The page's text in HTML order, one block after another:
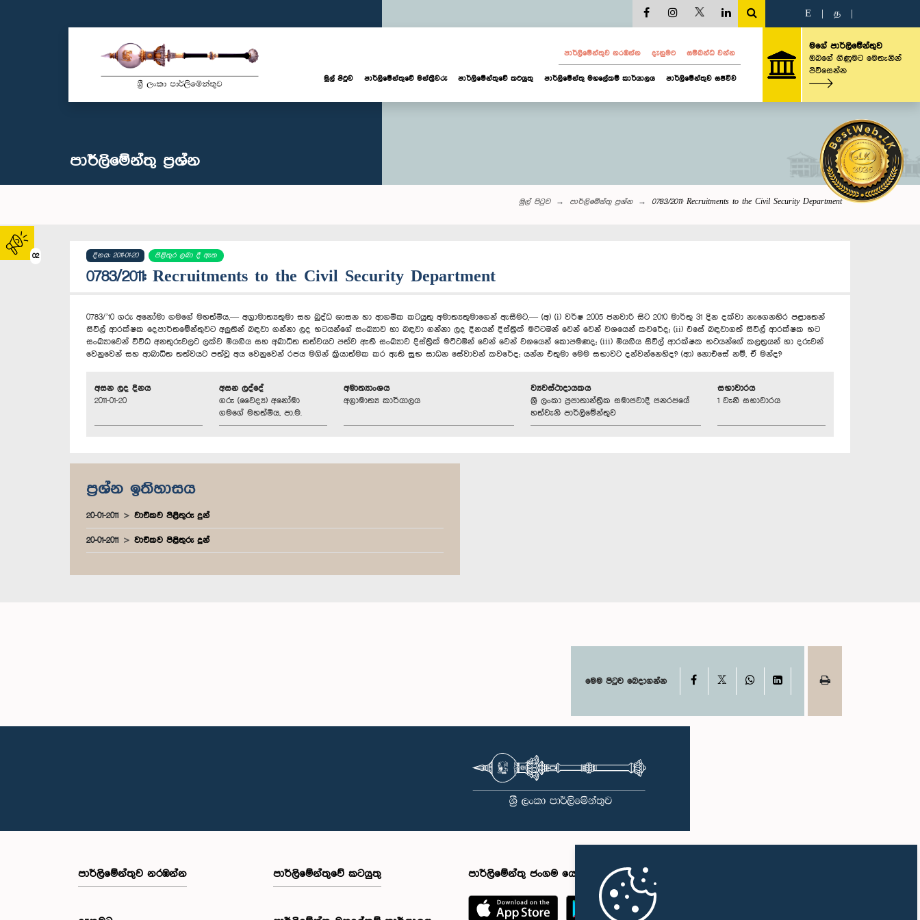
02
E த
පාර්ලි‌මේන්තුව නරඹන්න දැනුමට සම්බන්ධ වන්න
මුල් පිටුව පාර්ලි‌මේන්තුවේ මන්ත්‍රීවරු පාර්ලිමේන්තුවේ කටයුතු පාර්ලිමේන්තු මහලේකම් කාර්යාලය පාර්ලිමේන්තුව සජීවීව
මගේ පාර්ලිමේන්තුව
ඔබගේ ගිණුමට මෙතැනින්
පිවිසෙන්න
පාර්ලි‌මේන්තු‌ ප්‍රශ්න
මුල් පිටුව පාර්ලි‌මේන්තු‌ ප්‍රශ්න 0783/2011: Recruitments to the Civil Security Department
දිනය: 2011-01-20 පිළිතුර ලබා දී ඇත
0783/2011: Recruitments to the Civil Security Department
0783/’10 ගරු අනෝමා ගමගේ මහත්මිය,— අග්‍රාමාත්‍යතුමා සහ බුද්ධ ශාසන හා ආගමික කටයුතු අමාත්‍යතුමාගෙන් ඇසීමට,— (අ) (i) වර්ෂ 2005 ජනවාරි සිට 2010 මාර්තු 31 දින දක්වා නැගෙනහිර පළාතෙන්
සිවිල් ආරක්ෂක දෙපාර්තමේන්තුවට අලුතින් බඳවා ගන්නා ලද භටයන්ගේ සංඛ්‍යාව හා බඳවා ගන්නා ලද දිනයන් දිස්ත්‍රික් මට්ටමින් වෙන් වෙන් වශයෙන් කවරේද; (ii) එසේ බඳවාගත් සිවිල් ආරක්ෂක භට
සංඛ්‍යාවෙන් විවිධ අනතුරුවලට ලක්ව මියගිය සහ අබාධිත තත්වයට පත්ව ඇති සංඛ්‍යාව දිස්ත්‍රික් මට්ටමින් වෙන් වෙන් වශයෙන් කොපමණද; (iii) මියගිය සිවිල් ආරක්ෂක භටයන්ගේ කලත්‍රයන් හා දරුවන්
වෙනුවෙන් සහ ආබාධිත තත්වයට පත්වූ අය වෙනුවෙන් රජය මගින් ක්‍රියාත්මක කර ඇති සුභ සාධන සේවාවන් කවරේද; යන්න එතුමා මෙම සභාවට දන්වන්නෙහිද? (ආ) නොඑසේ නම්, ඒ මන්ද?
අසන ලද දිනය
2011-01-20
අසන ලද්දේ
ගරු (වෛද්‍ය) අනෝමා
ගමගේ මහත්මිය, පා.ම.
අමාත්‍යාංශය
අග්‍රාමාත්‍ය කාර්යාලය
ව්‍යවස්ථාදායකය
ශ්‍රී ලංකා ප්‍රජාතාන්ත්‍රික සමාජවාදී ජනරජයේ
හත්වැනි පාර්ලිමේන්තුව
සභාවාරය
1 වැනි සභාවාරය
ප්‍රශ්න ඉතිහාසය
20-01-2011 වාචිකව පිළිතුරු දුන්
20-01-2011 වාචිකව පිළිතුරු දුන්
මෙම පිටුව බෙදාගන්න Facebook WhatsAppLinkedIn
පාර්ලි‌මේන්තුව නරඹන්න පාර්ලිමේන්තුවේ කටයුතු පාර්ලිමේන්තු ජංගම යෙදුම